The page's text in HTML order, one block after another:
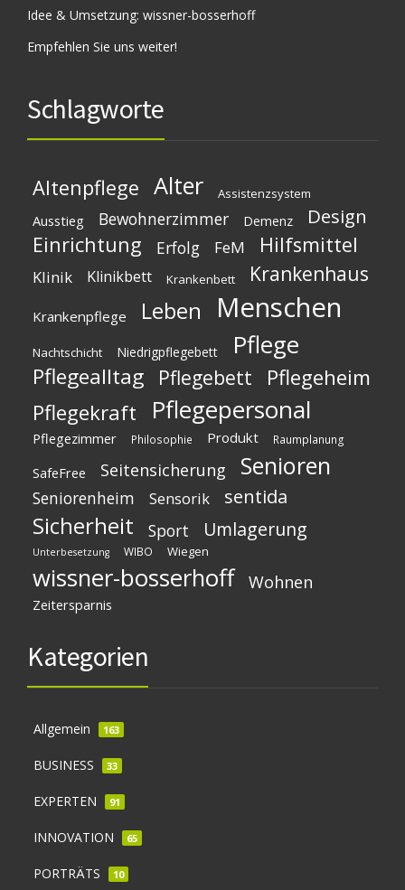
Idee & Umsetzung: wissner-bosserhoff
Empfehlen Sie uns weiter!
Schlagworte
Altenpflege Alter Assistenzsystem
Ausstieg Bewohnerzimmer Demenz Design
Einrichtung Erfolg FeM Hilfsmittel
Klinik Klinikbett Krankenbett Krankenhaus
Krankenpflege Leben Menschen
Nachtschicht Niedrigpflegebett Pflege
Pflegealltag Pflegebett
Pflegeheim
Pflegekraft
Pflegepersonal
Pflegezimmer Philosophie Produkt Raumplanung
SafeFree Seitensicherung Senioren
Seniorenheim Sensorik sentida
Sicherheit Sport Umlagerung
Unterbesetzung WIBO Wiegen
wissner-bosserhoff Wohnen
Zeitersparnis
Kategorien
Allgemein 163
BUSINESS 33
EXPERTEN 91
INNOVATION 65
PORTRÄTS 10